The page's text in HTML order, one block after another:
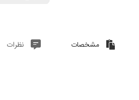
مشخصات نظرات